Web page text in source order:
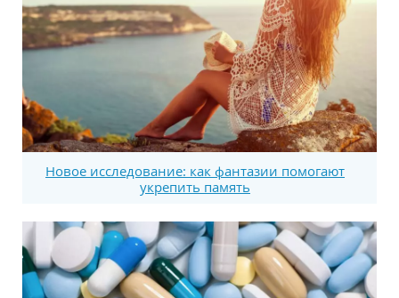
Новое исследование: как фантазии помогают
укрепить память